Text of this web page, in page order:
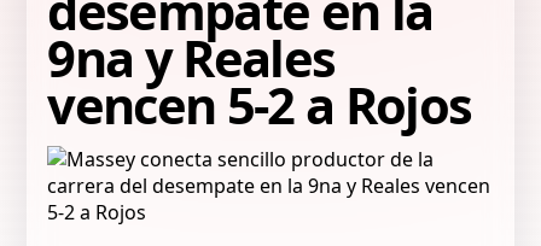
9na y Reales
vencen 5-2 a Rojos